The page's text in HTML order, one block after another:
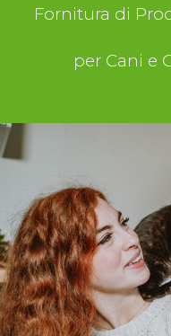
Fornitura di
per Cani e